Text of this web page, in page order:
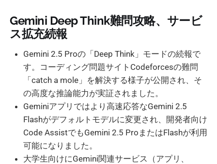
Gemini Deep Think難問攻略、サービ
ス拡充続報
Gemini 2.5 Proの「Deep Think」モードの続報で
す。コーディング問題サイトCodeforcesの難問
「catch a mole」を解決する様子が公開され、そ
の高度な推論能力が実証されました。
Geminiアプリではより高速応答なGemini 2.5
Flashがデフォルトモデルに変更され、開発者向け
Code AssistでもGemini 2.5 ProまたはFlashが利用
可能になりました。
大学生向けにGemini関連サービス（アプリ、